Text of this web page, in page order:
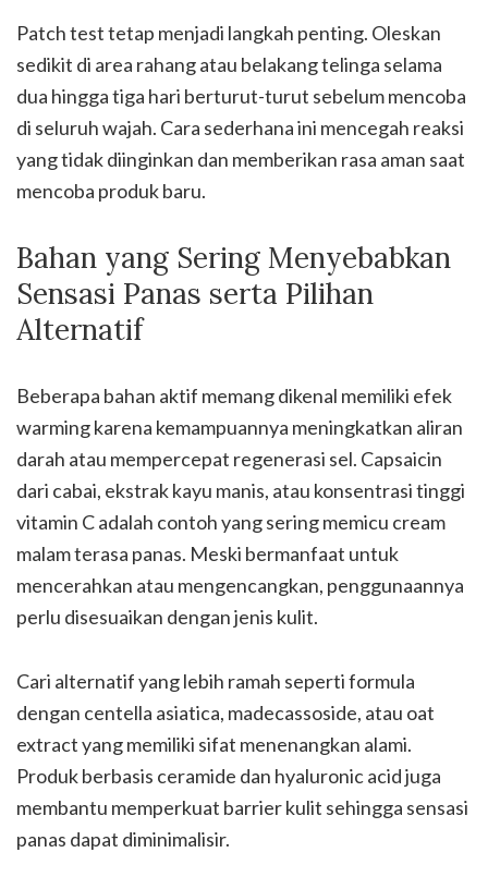
Patch test tetap menjadi langkah penting. Oleskan
sedikit di area rahang atau belakang telinga selama
dua hingga tiga hari berturut-turut sebelum mencoba
di seluruh wajah. Cara sederhana ini mencegah reaksi
yang tidak diinginkan dan memberikan rasa aman saat
mencoba produk baru.
Bahan yang Sering Menyebabkan
Sensasi Panas serta Pilihan
Alternatif
Beberapa bahan aktif memang dikenal memiliki efek
warming karena kemampuannya meningkatkan aliran
darah atau mempercepat regenerasi sel. Capsaicin
dari cabai, ekstrak kayu manis, atau konsentrasi tinggi
vitamin C adalah contoh yang sering memicu cream
malam terasa panas. Meski bermanfaat untuk
mencerahkan atau mengencangkan, penggunaannya
perlu disesuaikan dengan jenis kulit.
Cari alternatif yang lebih ramah seperti formula
dengan centella asiatica, madecassoside, atau oat
extract yang memiliki sifat menenangkan alami.
Produk berbasis ceramide dan hyaluronic acid juga
membantu memperkuat barrier kulit sehingga sensasi
panas dapat diminimalisir.